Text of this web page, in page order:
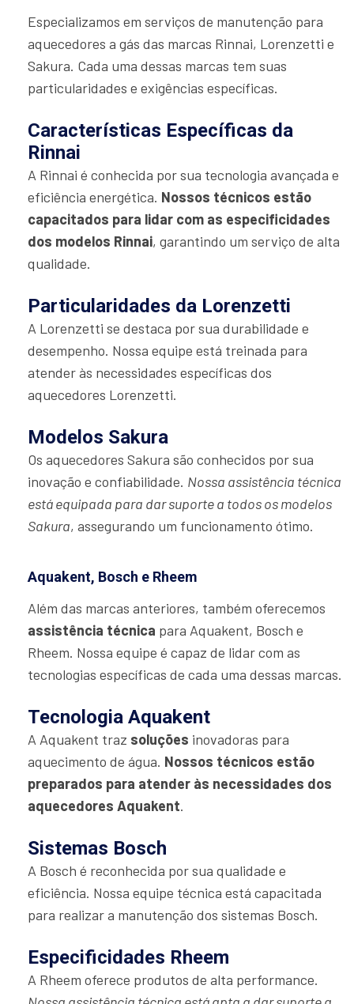
Especializamos em serviços de manutenção para
aquecedores a gás das marcas Rinnai, Lorenzetti e
Sakura. Cada uma dessas marcas tem suas
particularidades e exigências específicas.
Características Específicas da
Rinnai
A Rinnai é conhecida por sua tecnologia avançada e
eficiência energética. Nossos técnicos estão
capacitados para lidar com as especificidades
dos modelos Rinnai, garantindo um serviço de alta
qualidade.
Particularidades da Lorenzetti
A Lorenzetti se destaca por sua durabilidade e
desempenho. Nossa equipe está treinada para
atender às necessidades específicas dos
aquecedores Lorenzetti.
Modelos Sakura
Os aquecedores Sakura são conhecidos por sua
inovação e confiabilidade. Nossa assistência técnica
está equipada para dar suporte a todos os modelos
Sakura, assegurando um funcionamento ótimo.
Aquakent, Bosch e Rheem
Além das marcas anteriores, também oferecemos
assistência técnica para Aquakent, Bosch e
Rheem. Nossa equipe é capaz de lidar com as
tecnologias específicas de cada uma dessas marcas.
Tecnologia Aquakent
A Aquakent traz soluções inovadoras para
aquecimento de água. Nossos técnicos estão
preparados para atender às necessidades dos
aquecedores Aquakent.
Sistemas Bosch
A Bosch é reconhecida por sua qualidade e
eficiência. Nossa equipe técnica está capacitada
para realizar a manutenção dos sistemas Bosch.
Especificidades Rheem
A Rheem oferece produtos de alta performance.